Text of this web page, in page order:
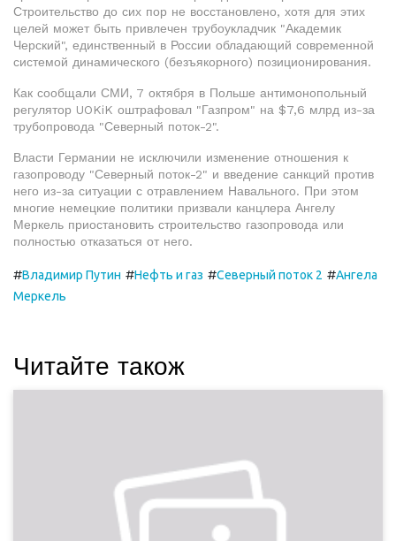
Строительство до сих пор не восстановлено, хотя для этих
целей может быть привлечен трубоукладчик "Академик
Черский", единственный в России обладающий современной
системой динамического (безъякорного) позиционирования.
Как сообщали СМИ, 7 октября в Польше антимонопольный
регулятор UOKiK оштрафовал "Газпром" на $7,6 млрд из-за
трубопровода "Северный поток-2".
Власти Германии не исключили изменение отношения к
газопроводу "Северный поток-2" и введение санкций против
него из-за ситуации с отравлением Навального. При этом
многие немецкие политики призвали канцлера Ангелу
Меркель приостановить строительство газопровода или
полностью отказаться от него.
#Владимир Путин #Нефть и газ #Северный поток 2 #Ангела
Меркель
Читайте також